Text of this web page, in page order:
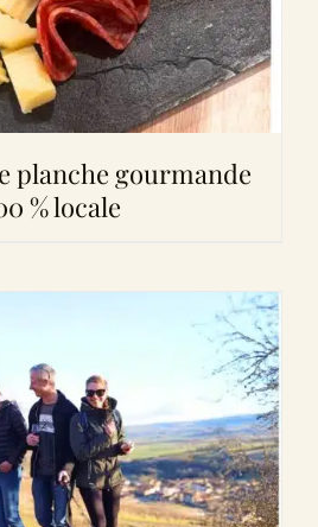
planche gourmande
% locale